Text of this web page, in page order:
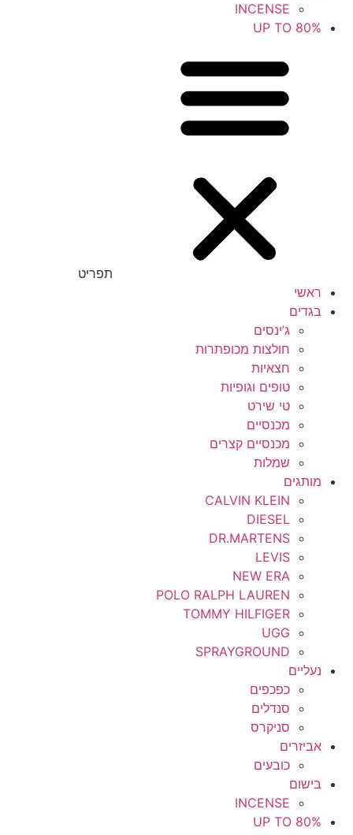
INCENSE
UP TO 80%
תפריט
ראשי
בגדים
ג’ינסים
חולצות מכופתרות
חצאיות
טופים וגופיות
טי שירט
מכנסיים
מכנסיים קצרים
שמלות
מותגים
CALVIN KLEIN
DIESEL
DR.MARTENS
LEVIS
NEW ERA
POLO RALPH LAUREN
TOMMY HILFIGER
UGG
SPRAYGROUND
נעליים
כפכפים
סנדלים
סניקרס
אביזרים
כובעים
בישום
INCENSE
UP TO 80%